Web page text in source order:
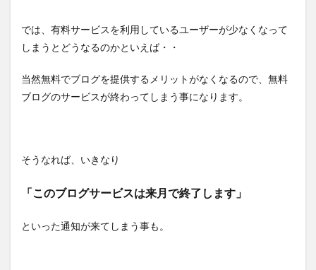
では、有料サービスを利用しているユーザーが少なくなって
しまうとどうなるのかといえば・・
当然無料でブログを提供するメリットがなくなるので、無料
ブログのサービスが終わってしまう事になります。
そうなれば、いきなり
「このブログサービスは来月で終了します」
といった通知が来てしまう事も。